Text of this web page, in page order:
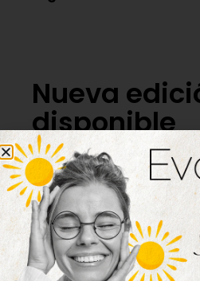
Nueva
disponible
Hazte ya con la
la revista Tordesillas al
imagen para verla online.